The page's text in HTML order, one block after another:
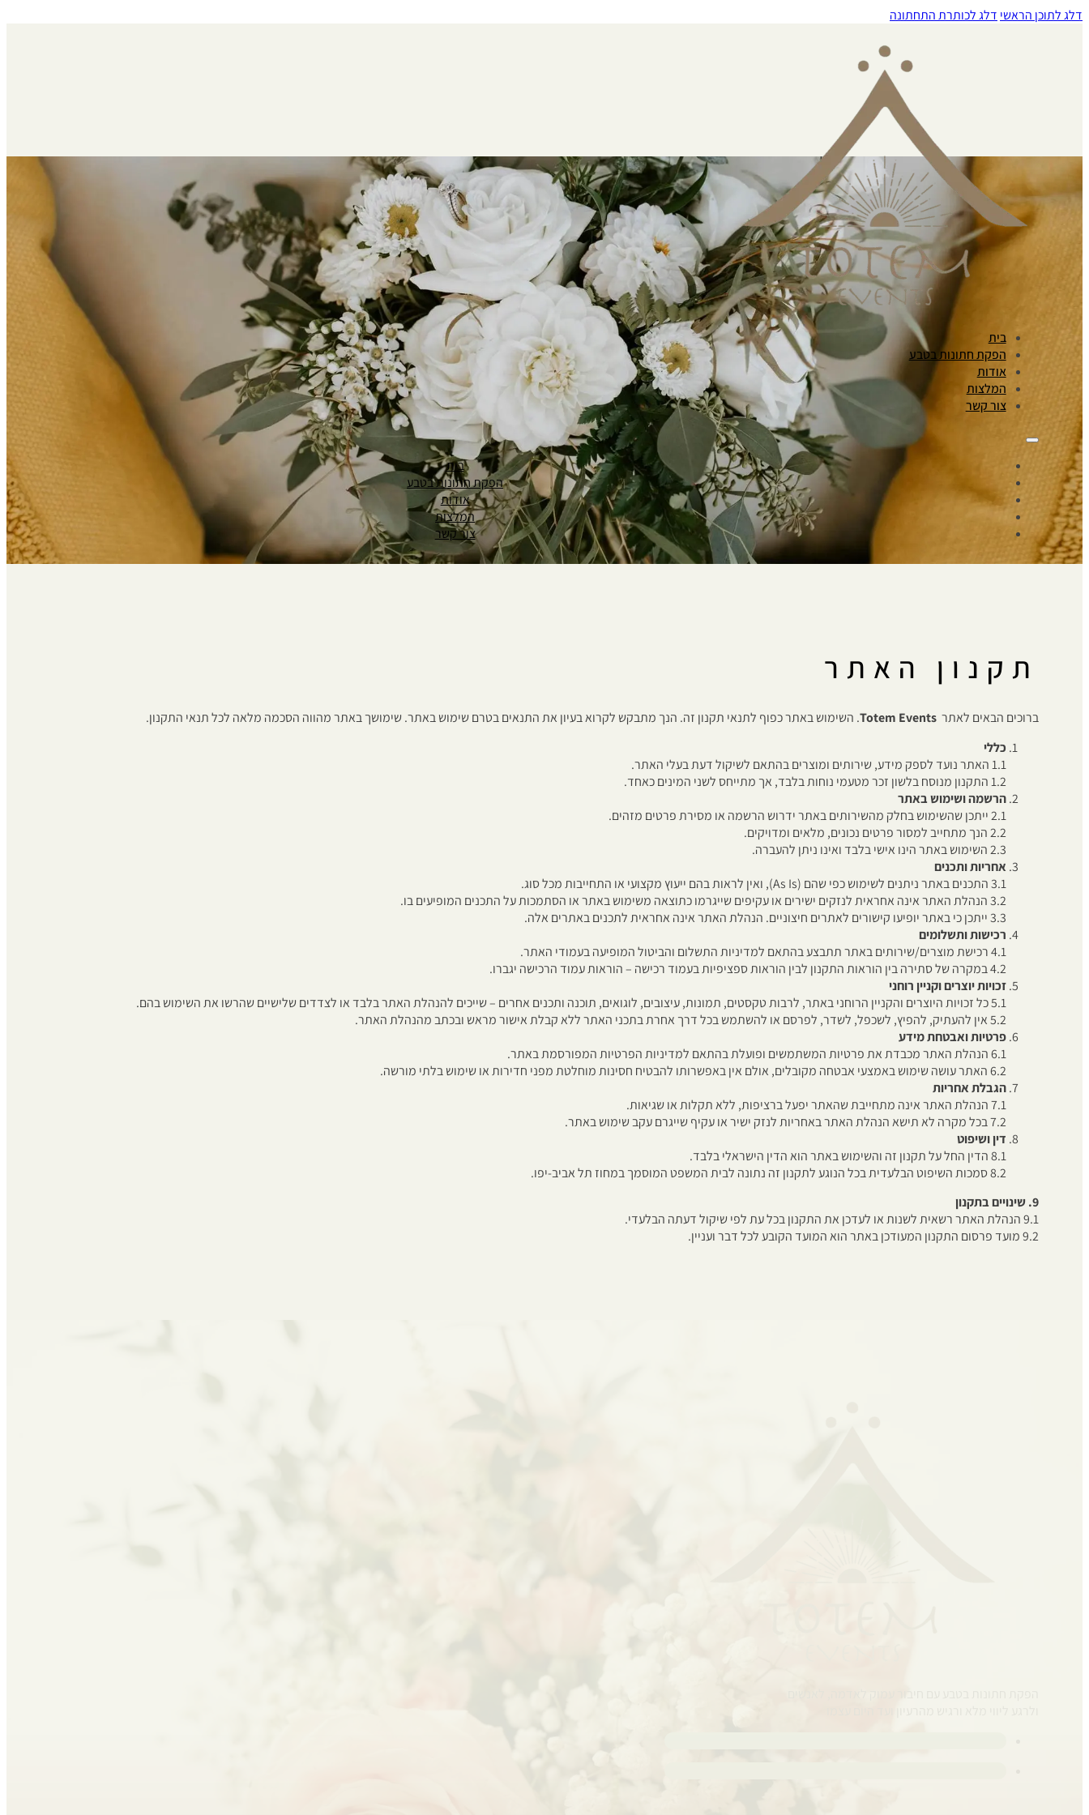
דלג לתוכן הראשי דלג לכותרת התחתונה
בית
הפקת חתונות בטבע
אודות
המלצות
צור קשר
בית
הפקת חתונות בטבע
אודות
המלצות
צור קשר
תקנון האתר
ברוכים הבאים לאתרTotem Events. השימוש באתר כפוף לתנאי תקנון זה. הנך מתבקש לקרוא בעיון את התנאים בטרם שימוש באתר. שימושך באתר מהווה הסכמה מלאה לכל תנאי התקנון.
כללי
1.1 האתר נועד לספק מידע, שירותים ומוצרים בהתאם לשיקול דעת בעלי האתר.
1.2 התקנון מנוסח בלשון זכר מטעמי נוחות בלבד, אך מתייחס לשני המינים כאחד.
הרשמה ושימוש באתר
2.1 ייתכן שהשימוש בחלק מהשירותים באתר ידרוש הרשמה או מסירת פרטים מזהים.
2.2 הנך מתחייב למסור פרטים נכונים, מלאים ומדויקים.
2.3 השימוש באתר הינו אישי בלבד ואינו ניתן להעברה.
אחריות ותכנים
3.1 התכנים באתר ניתנים לשימוש כפי שהם (As Is), ואין לראות בהם ייעוץ מקצועי או התחייבות מכל סוג.
3.2 הנהלת האתר אינה אחראית לנזקים ישירים או עקיפים שייגרמו כתוצאה משימוש באתר או הסתמכות על התכנים המופיעים בו.
3.3 ייתכן כי באתר יופיעו קישורים לאתרים חיצוניים. הנהלת האתר אינה אחראית לתכנים באתרים אלה.
רכישות ותשלומים
4.1 רכישת מוצרים/שירותים באתר תתבצע בהתאם למדיניות התשלום והביטול המופיעה בעמודי האתר.
4.2 במקרה של סתירה בין הוראות התקנון לבין הוראות ספציפיות בעמוד רכישה – הוראות עמוד הרכישה יגברו.
זכויות יוצרים וקניין רוחני
5.1 כל זכויות היוצרים והקניין הרוחני באתר, לרבות טקסטים, תמונות, עיצובים, לוגואים, תוכנה ותכנים אחרים – שייכים להנהלת האתר בלבד או לצדדים שלישיים שהרשו את השימוש בהם.
5.2 אין להעתיק, להפיץ, לשכפל, לשדר, לפרסם או להשתמש בכל דרך אחרת בתכני האתר ללא קבלת אישור מראש ובכתב מהנהלת האתר.
פרטיות ואבטחת מידע
6.1 הנהלת האתר מכבדת את פרטיות המשתמשים ופועלת בהתאם למדיניות הפרטיות המפורסמת באתר.
6.2 האתר עושה שימוש באמצעי אבטחה מקובלים, אולם אין באפשרותו להבטיח חסינות מוחלטת מפני חדירות או שימוש בלתי מורשה.
הגבלת אחריות
7.1 הנהלת האתר אינה מתחייבת שהאתר יפעל ברציפות, ללא תקלות או שגיאות.
7.2 בכל מקרה לא תישא הנהלת האתר באחריות לנזק ישיר או עקיף שייגרם עקב שימוש באתר.
דין ושיפוט
8.1 הדין החל על תקנון זה והשימוש באתר הוא הדין הישראלי בלבד.
8.2 סמכות השיפוט הבלעדית בכל הנוגע לתקנון זה נתונה לבית המשפט המוסמך במחוז תל אביב-יפו.
9. שינויים בתקנון
9.1 הנהלת האתר רשאית לשנות או לעדכן את התקנון בכל עת לפי שיקול דעתה הבלעדי.
9.2 מועד פרסום התקנון המעודכן באתר הוא המועד הקובע לכל דבר ועניין.